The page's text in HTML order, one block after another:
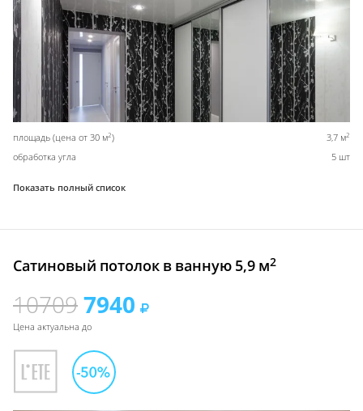
площадь (цена от 30 м2) 3,7 м2
обработка угла 5 шт
Показать полный список
Сатиновый потолок в ванную 5,9 м2
107097940
Цена актуальна до